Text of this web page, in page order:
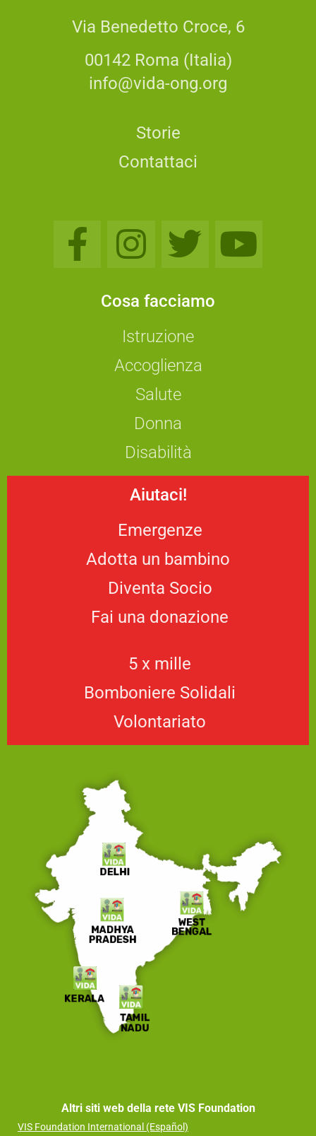
Via Benedetto Croce, 6
00142 Roma (Italia)
info@vida-ong.org
Storie
Contattaci
Cosa facciamo
Istruzione
Accoglienza
Salute
Donna
Disabilità
Aiutaci!
Emergenze
Adotta un bambino
Diventa Socio
Fai una donazione
5 x mille
Bomboniere Solidali
Volontariato
Altri siti web della rete VIS Foundation
VIS Foundation International (Español)